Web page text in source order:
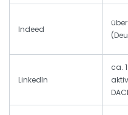
Indeed
LinkedIn
ca.